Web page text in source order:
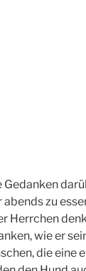
Gedanken
zu
Herrchen
wie er
die eine